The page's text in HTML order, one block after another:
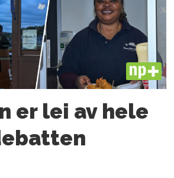
PLUS
er lei av hele